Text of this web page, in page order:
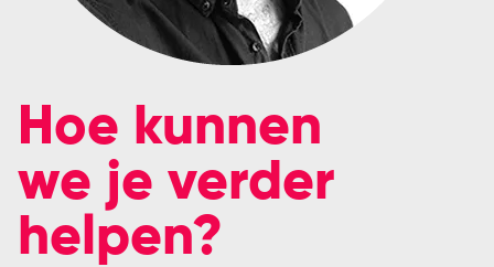
Hoe kunnen
we je verder
helpen?